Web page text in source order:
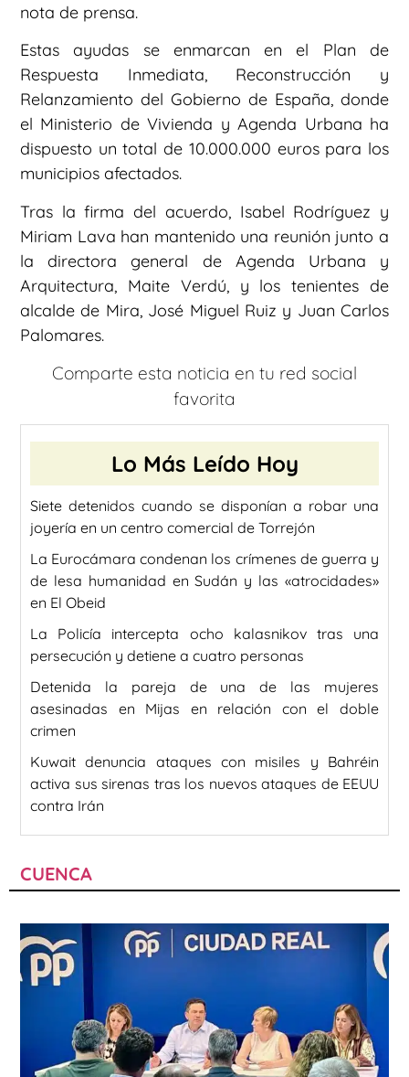
nota de prensa.
Estas ayudas se enmarcan en el Plan de
Respuesta Inmediata, Reconstrucción y
Relanzamiento del Gobierno de España, donde
el Ministerio de Vivienda y Agenda Urbana ha
dispuesto un total de 10.000.000 euros para los
municipios afectados.
Tras la firma del acuerdo, Isabel Rodríguez y
Miriam Lava han mantenido una reunión junto a
la directora general de Agenda Urbana y
Arquitectura, Maite Verdú, y los tenientes de
alcalde de Mira, José Miguel Ruiz y Juan Carlos
Palomares.
Comparte esta noticia en tu red social
favorita
Lo Más Leído Hoy
Siete detenidos cuando se disponían a robar una
joyería en un centro comercial de Torrejón
La Eurocámara condenan los crímenes de guerra y
de lesa humanidad en Sudán y las «atrocidades»
en El Obeid
La Policía intercepta ocho kalasnikov tras una
persecución y detiene a cuatro personas
Detenida la pareja de una de las mujeres
asesinadas en Mijas en relación con el doble
crimen
Kuwait denuncia ataques con misiles y Bahréin
activa sus sirenas tras los nuevos ataques de EEUU
contra Irán
CUENCA